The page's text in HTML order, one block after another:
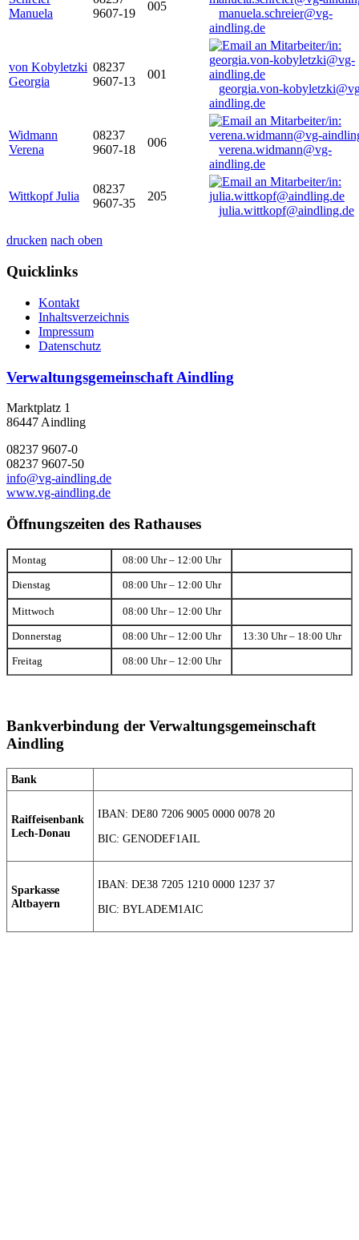
Manuela
9607-19
005
manuela.schreier@vg-
aindling.de
von Kobyletzki
Georgia
08237
9607-13
001
georgia.von-
aindling.de
Widmann
Verena
08237
9607-18
006
verena.widmann@vg-
aindling.de
Wittkopf Julia
08237
9607-35
205
julia.wittkopf@aindling.de
drucken nach oben
Quicklinks
Kontakt
Inhaltsverzeichnis
Impressum
Datenschutz
Verwaltungsgemeinschaft Aindling
Marktplatz 1
86447 Aindling
08237 9607-0
08237 9607-50
info@vg-aindling.de
www.vg-aindling.de
Öffnungszeiten des Rathauses
Montag 08:00 Uhr – 12:00 Uhr
Dienstag 08:00 Uhr – 12:00 Uhr
Mittwoch 08:00 Uhr – 12:00 Uhr
Donnerstag 08:00 Uhr – 12:00 Uhr 13:30 Uhr – 18:00 Uhr
Freitag 08:00 Uhr – 12:00 Uhr
Bankverbindung der Verwaltungsgemeinschaft
Aindling
Bank
Raiffeisenbank
Lech-Donau
IBAN: DE80 7206 9005 0000 0078 20
BIC: GENODEF1AIL
Sparkasse
Altbayern
IBAN: DE38 7205 1210 0000 1237 37
BIC: BYLADEM1AIC